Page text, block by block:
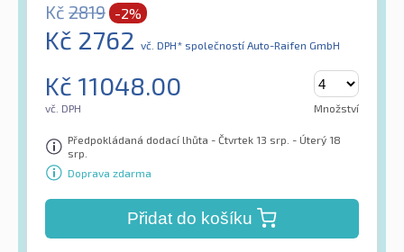
Kč 2819 -2%
Kč 2762 vč. DPH* společností Auto-Raifen GmbH
Kč 11048.00
vč. DPH Množství
Předpokládaná dodací lhůta - Čtvrtek 13 srp. - Úterý 18
srp.
Doprava zdarma
Přidat do košíku